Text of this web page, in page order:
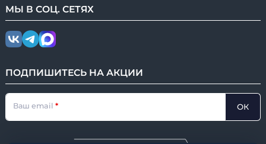
МЫ В СОЦ. СЕТЯХ
ПОДПИШИТЕСЬ НА АКЦИИ
Ваш email ОК